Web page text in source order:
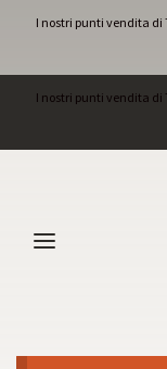
I nostri punti vendita di
I nostri punti vendita di